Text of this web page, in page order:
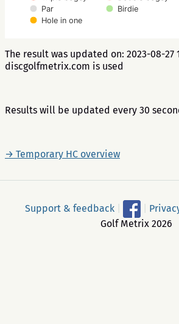
Par
Birdie
Hole in one
The result was updated on: 2023-08-27
discgolfmetrix.com is used
Results will be updated every 30
→ Temporary HC overview
Support & feedback
Golf Metrix 2026